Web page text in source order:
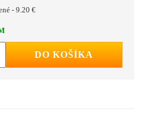
- 9.20 €
DO KOŠÍKA